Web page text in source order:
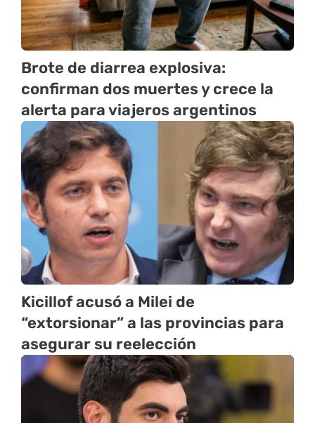
Brote de diarrea explosiva:
confirman dos muertes y crece la
alerta para viajeros argentinos
Kicillof acusó a Milei de
“extorsionar” a las provincias para
asegurar su reelección